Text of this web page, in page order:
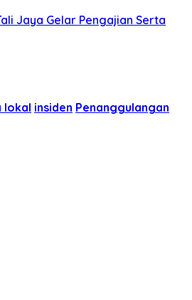
Jaya Gelar Pengajian Serta
lokal insiden Penanggulangan